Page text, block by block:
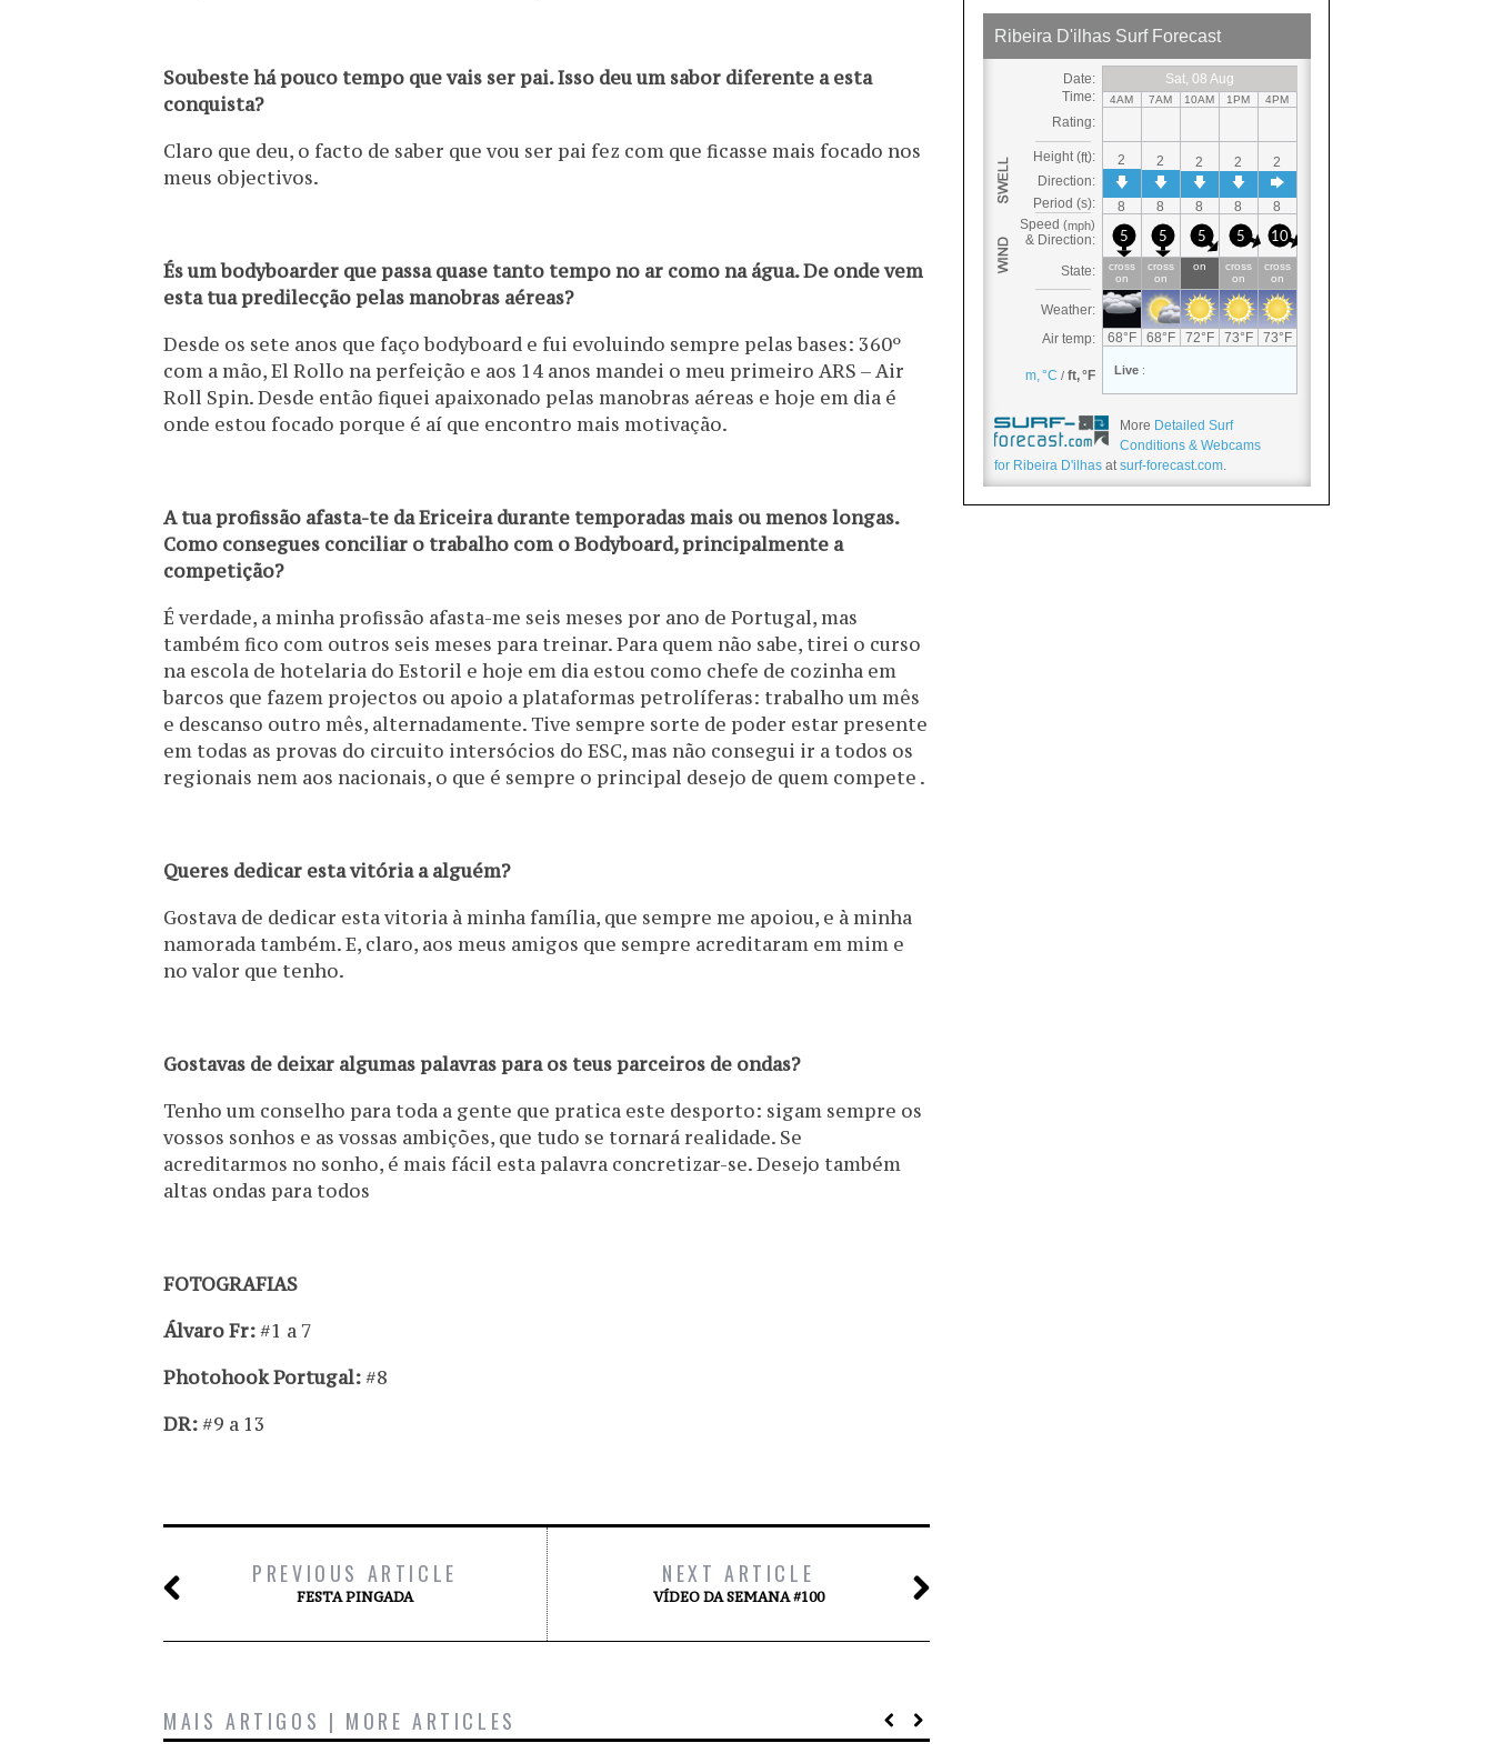
Soubeste há pouco tempo que vais ser pai. Isso deu um sabor diferente a esta
conquista?
Claro que deu, o facto de saber que vou ser pai fez com que ficasse mais focado nos
meus objectivos.
És um bodyboarder que passa quase tanto tempo no ar como na água. De onde vem
esta tua predilecção pelas manobras aéreas?
Desde os sete anos que faço bodyboard e fui evoluindo sempre pelas bases: 360º
com a mão, El Rollo na perfeição e aos 14 anos mandei o meu primeiro ARS – Air
Roll Spin. Desde então fiquei apaixonado pelas manobras aéreas e hoje em dia é
onde estou focado porque é aí que encontro mais motivação.
A tua profissão afasta-te da Ericeira durante temporadas mais ou menos longas.
Como consegues conciliar o trabalho com o Bodyboard, principalmente a
competição?
É verdade, a minha profissão afasta-me seis meses por ano de Portugal, mas
também fico com outros seis meses para treinar. Para quem não sabe, tirei o curso
na escola de hotelaria do Estoril e hoje em dia estou como chefe de cozinha em
barcos que fazem projectos ou apoio a plataformas petrolíferas: trabalho um mês
e descanso outro mês, alternadamente. Tive sempre sorte de poder estar presente
em todas as provas do circuito intersócios do ESC, mas não consegui ir a todos os
regionais nem aos nacionais, o que é sempre o principal desejo de quem compete .
Queres dedicar esta vitória a alguém?
Gostava de dedicar esta vitoria à minha família, que sempre me apoiou, e à minha
namorada também. E, claro, aos meus amigos que sempre acreditaram em mim e
no valor que tenho.
Gostavas de deixar algumas palavras para os teus parceiros de ondas?
Tenho um conselho para toda a gente que pratica este desporto: sigam sempre os
vossos sonhos e as vossas ambições, que tudo se tornará realidade. Se
acreditarmos no sonho, é mais fácil esta palavra concretizar-se. Desejo também
altas ondas para todos
FOTOGRAFIAS
Álvaro Fr:#1 a 7
Photohook Portugal:#8
DR:#9 a 13
PREVIOUS ARTICLE
FESTA PINGADA
NEXT ARTICLE
VÍDEO DA SEMANA #100
MAIS ARTIGOS | MORE ARTICLES
More Detailed Surf
Conditions & Webcams
for Ribeira D'ilhas at surf-forecast.com.